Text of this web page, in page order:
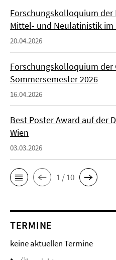
Forschungskolloquium der
Mittel- und Neulatinistik im
20.04.2026
Forschungskolloquium der
Sommersemester 2026
16.04.2026
Best Poster Award auf der
Wien
03.03.2026
1 / 10
TERMINE
keine aktuellen Termine